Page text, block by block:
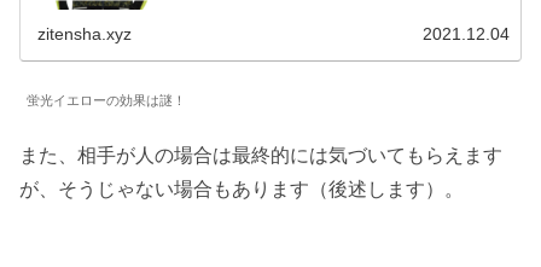
zitensha.xyz 2021.12.04
蛍光イエローの効果は謎！
また、相手が人の場合は最終的には気づいてもらえます
が、そうじゃない場合もあります（後述します）。